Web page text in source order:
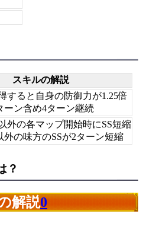
スキルの解説
すると自身の防御力が1.25倍
ーン含め4ターン継続
外の各マップ開始時にSS短縮
外の味方のSSが2ターン短縮
？
解説0